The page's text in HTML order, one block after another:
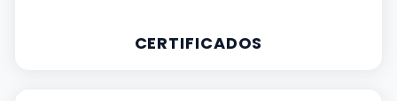
CERTIFICADOS